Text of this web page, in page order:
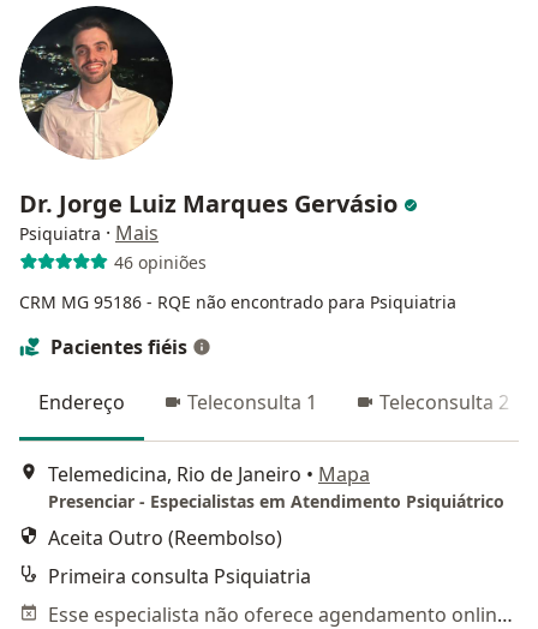
Dr. Jorge Luiz Marques Gervásio
Psiquiatra · Mais
46 opiniões
CRM MG 95186 - RQE não encontrado para Psiquiatria
Pacientes fiéis
Endereço Teleconsulta 1 Teleconsulta 2
Telemedicina, Rio de Janeiro • Mapa
Presenciar - Especialistas em Atendimento Psiquiátrico
Aceita Outro (Reembolso)
Primeira consulta Psiquiatria
Esse especialista não oferece agendamento online para esse endereço.